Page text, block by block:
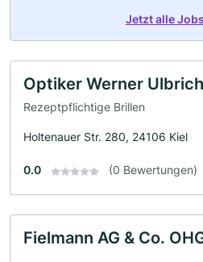
Jetzt alle
Optiker Werner
Rezeptpflichtige Brillen
Holtenauer Str. 280, 24106 Kiel
0.0 (0 Bewertungen)
Fielmann AG & Co.